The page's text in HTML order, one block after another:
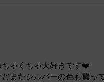
ちゃくちゃ大好きです❤️
またシルバーの色も買っ